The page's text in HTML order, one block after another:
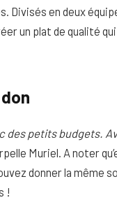
Divisés en deux
un plat de qualité
des petits budgets.
Muriel. A noter
donner la même
!